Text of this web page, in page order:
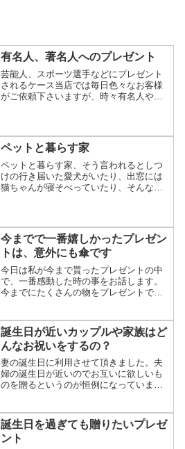
有名人、著名人へのプレゼント
芸能人、スポーツ選手などにプレゼント
されるケース当店では毎日色々なお客様
がご依頼下さいますが、時々有名人や芸
写真で作るオリジナルクッ...
ペットと暮らす家
ペットと暮らす家、そう言われるとしつ
けの行き届いた愛犬がいたり、出窓には
猫ちゃんが寝そべっていたり、そんな優
のお話です。我が家に薪ス...
今までで一番嬉しかったプレゼン
トは、意外にも傘です
今日は私が今まで貰ったプレゼントの中
で、一番感動した時の事をお話します。
今までにたくさんの物をプレゼントで貰
ど・・・でも一番嬉しかったのは、意外
にも傘なのです。その理由を...
誕生日が近いカップルや家族はど
んなお祝いをするの？
妻の誕生日に利用させて頂きました。夫
婦の誕生日が近いのでお互いに欲しいも
のを贈るというのが恒例になっています
犬や猫ちゃんの写真でオリジナルクッシ
ョンを作っています☆ニッ...
誕生日を過ぎても贈りたいプレゼ
ント